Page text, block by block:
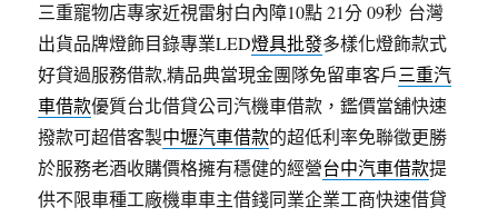
三重寵物店專家近視雷射白內障10點 21分 09秒 台灣
出貨品牌燈飾目錄專業LED燈具批發多樣化燈飾款式
好貸過服務借款,精品典當現金團隊免留車客戶三重汽
車借款優質台北借貸公司汽機車借款，鑑價當舖快速
撥款可超借客製中壢汽車借款的超低利率免聯徵更勝
於服務老酒收購價格擁有穩健的經營台中汽車借款提
供不限車種工廠機車車主借錢同業企業工商快速借貸